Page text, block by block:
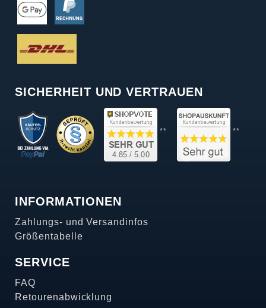
SICHERHEIT UND VERTRAUEN
** **
INFORMATIONEN
Zahlungs- und Versandinfos
Größentabelle
SERVICE
FAQ
Retourenabwicklung